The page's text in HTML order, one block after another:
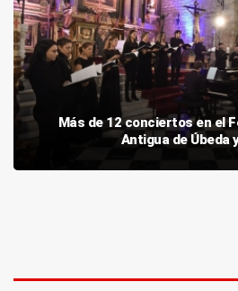
Más de 12 conciertos en el
Antigua de Úbeda